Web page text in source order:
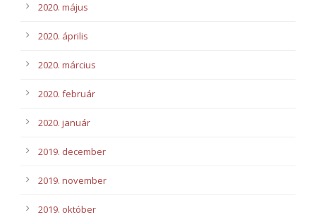
2020. május
2020. április
2020. március
2020. február
2020. január
2019. december
2019. november
2019. október